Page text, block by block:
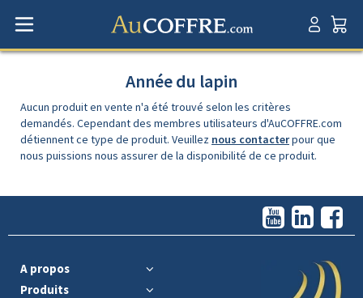
Année du lapin
Aucun produit en vente n'a été trouvé selon les critères
demandés. Cependant des membres utilisateurs d'AuCOFFRE.com
détiennent ce type de produit. Veuillez nous contacterpour que
nous puissions nous assurer de la disponibilité de ce produit.
A propos
Produits